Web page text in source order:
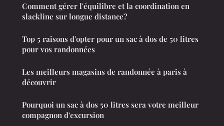
Comment gérer l'équilibre et la coordination en
slackline sur longue distance?
Top 5 raisons d'opter pour un sac à dos de 50 litres
pour vos randonnées
Les meilleurs magasins de randonnée à paris à
découvrir
Pourquoi un sac à dos 50 litres sera votre meilleur
compagnon d'excursion